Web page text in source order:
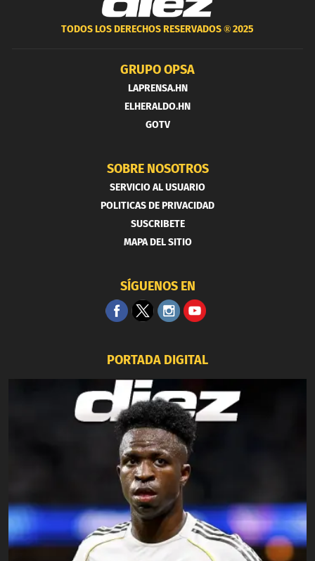
TODOS LOS DERECHOS RESERVADOS ®2025
GRUPO OPSA
LAPRENSA.HN
ELHERALDO.HN
GOTV
SOBRE NOSOTROS
SERVICIO AL USUARIO
POLITICAS DE PRIVACIDAD
SUSCRIBETE
MAPA DEL SITIO
SÍGUENOS EN
PORTADA DIGITAL